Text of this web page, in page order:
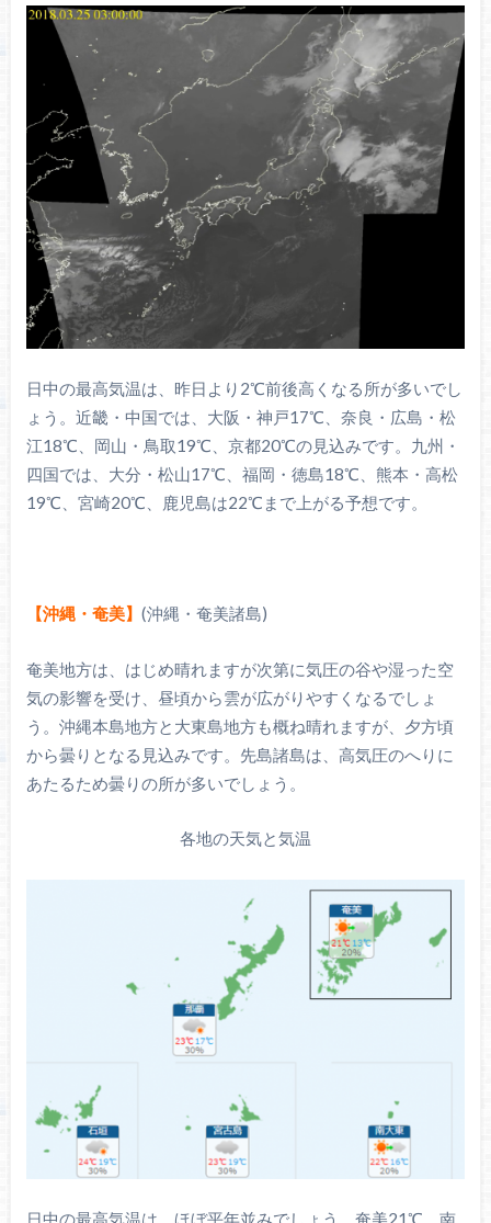
日中の最高気温は、昨日より2℃前後高くなる所が多いでし
ょう。近畿・中国では、大阪・神戸17℃、奈良・広島・松
江18℃、岡山・鳥取19℃、京都20℃の見込みです。九州・
四国では、大分・松山17℃、福岡・徳島18℃、熊本・高松
19℃、宮崎20℃、鹿児島は22℃まで上がる予想です。
【沖縄・奄美】 (沖縄・奄美諸島)
奄美地方は、はじめ晴れますが次第に気圧の谷や湿った空
気の影響を受け、昼頃から雲が広がりやすくなるでしょ
う。沖縄本島地方と大東島地方も概ね晴れますが、夕方頃
から曇りとなる見込みです。先島諸島は、高気圧のへりに
あたるため曇りの所が多いでしょう。
各地の天気と気温
日中の最高気温は、ほぼ平年並みでしょう。奄美21℃、南